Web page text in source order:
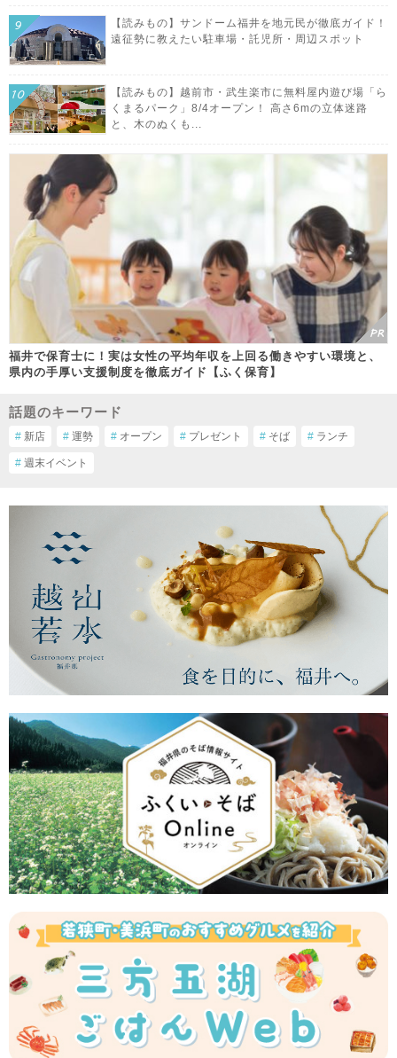
【読みもの】サンドーム福井を地元民が徹底ガイド！
遠征勢に教えたい駐車場・託児所・周辺スポット
【読みもの】越前市・武生楽市に無料屋内遊び場「ら
くまるパーク」8/4オープン！ 高さ6mの立体迷路
と、木のぬくも...
福井で保育士に！実は女性の平均年収を上回る働きやすい環境と、
県内の手厚い支援制度を徹底ガイド【ふく保育】
話題のキーワード
# 新店 # 運勢 # オープン # プレゼント # そば # ランチ
# 週末イベント